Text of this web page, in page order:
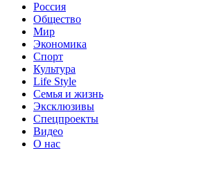
Россия
Общество
Мир
Экономика
Спорт
Культура
Life Style
Семья и жизнь
Эксклюзивы
Спецпроекты
Видео
О нас